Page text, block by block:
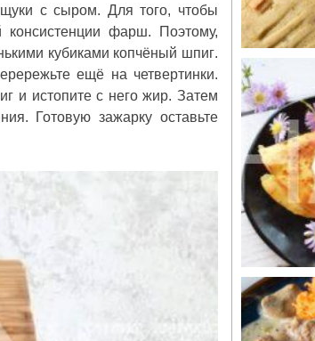
щуки с сыром. Для того, чтобы
фарш. Поэтому,
кубиками копчёный шпиг.
ещё на четвертинки.
и истопите с него жир. Затем
Готовую зажарку оставьте